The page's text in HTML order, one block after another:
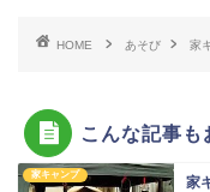
HOME あそび 家
こんな記事も
家キャンプ 家